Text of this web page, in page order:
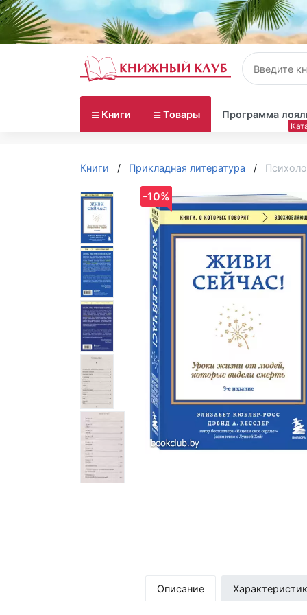
Книги Товары Программа
Книги Прикладная литература
-10%
Описание